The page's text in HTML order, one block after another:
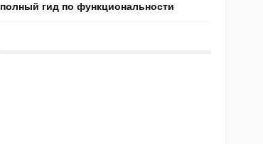
полный гид по функциональности